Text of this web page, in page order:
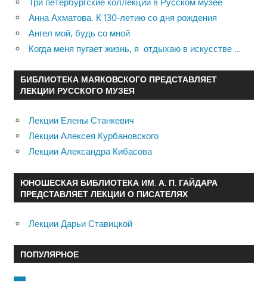
Анна Ахматова. К 130-летию со дня рождения
Ангел мой, будь со мной
Когда меня пугает жизнь, я отдыхаю в искусстве …
БИБЛИОТЕКА МАЯКОВСКОГО ПРЕДСТАВЛЯЕТ
ЛЕКЦИИ РУССКОГО МУЗЕЯ
Лекции Елены Станкевич
Лекции Алексея Курбановского
Лекции Александра Кибасова
ЮНОШЕСКАЯ БИБЛИОТЕКА ИМ. А. П. ГАЙДАРА
ПРЕДСТАВЛЯЕТ ЛЕКЦИИ О ПИСАТЕЛЯХ
Лекции Дарьи Ставицкой
ПОПУЛЯРНОЕ